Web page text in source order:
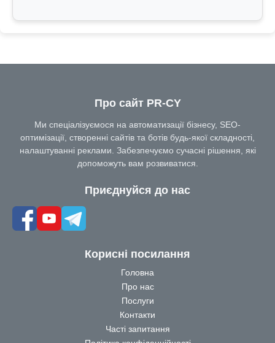
Про сайт PR-CY
Ми спеціалізуємося на автоматизації бізнесу, SEO-
оптимізації, створенні сайтів та ботів будь-якої складності,
налаштуванні реклами. Забезпечуємо сучасні рішення, які
допоможуть вам розвиватися.
Приєднуйся до нас
Корисні посилання
Головна
Про нас
Послуги
Контакти
Часті запитання